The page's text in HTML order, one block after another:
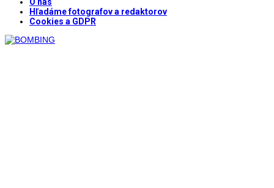
Hľadáme fotografov a redaktorov
Cookies a GDPR